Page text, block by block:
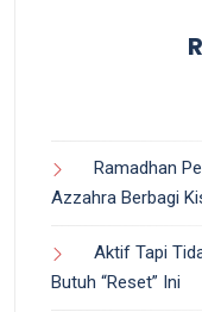
Ramadhan
Azzahra Berbagi
Aktif Tapi
Butuh “Reset” Ini